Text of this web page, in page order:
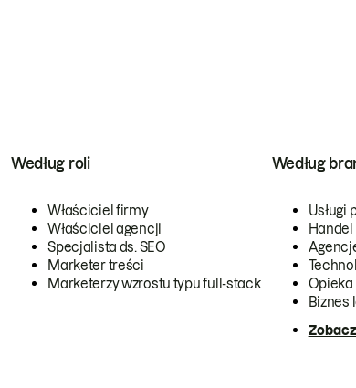
Według roli
Właściciel firmy
Właściciel agencji
Specjalista ds. SEO
Marketer treści
Marketerzy wzrostu typu full-stack
Według
Usługi
Opieka
Biznes